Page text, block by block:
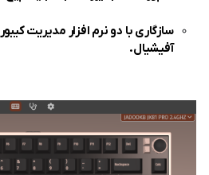
سازگاری با دو نرم افزار مدیریت
آفیشیال.